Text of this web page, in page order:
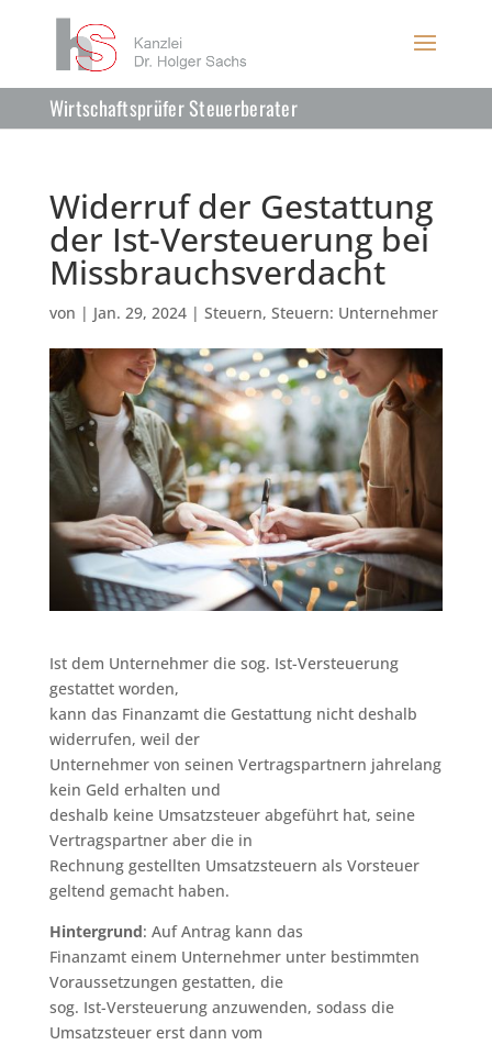
Wirtschaftsprüfer Steuerberater
Widerruf der Gestattung
der Ist-Versteuerung bei
Missbrauchsverdacht
von | Jan. 29, 2024| Steuern, Steuern: Unternehmer
Ist dem Unternehmer die sog. Ist-Versteuerung
gestattet worden,
kann das Finanzamt die Gestattung nicht deshalb
widerrufen, weil der
Unternehmer von seinen Vertragspartnern jahrelang
kein Geld erhalten und
deshalb keine Umsatzsteuer abgeführt hat, seine
Vertragspartner aber die in
Rechnung gestellten Umsatzsteuern als Vorsteuer
geltend gemacht haben.
Hintergrund: Auf Antrag kann das
Finanzamt einem Unternehmer unter bestimmten
Voraussetzungen gestatten, die
sog. Ist-Versteuerung anzuwenden, sodass die
Umsatzsteuer erst dann vom